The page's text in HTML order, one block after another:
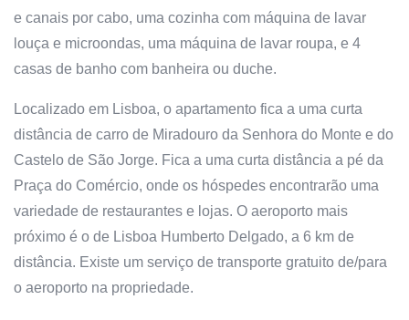
e canais por cabo, uma cozinha com máquina de lavar
louça e microondas, uma máquina de lavar roupa, e 4
casas de banho com banheira ou duche.
Localizado em Lisboa, o apartamento fica a uma curta
distância de carro de Miradouro da Senhora do Monte e do
Castelo de São Jorge. Fica a uma curta distância a pé da
Praça do Comércio, onde os hóspedes encontrarão uma
variedade de restaurantes e lojas. O aeroporto mais
próximo é o de Lisboa Humberto Delgado, a 6 km de
distância. Existe um serviço de transporte gratuito de/para
o aeroporto na propriedade.